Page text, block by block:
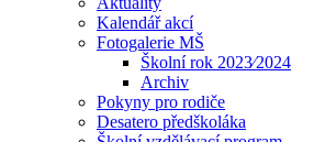
Kalendář akcí
Fotogalerie MŠ
Školní rok 2023⁄2024
Archiv
Pokyny pro rodiče
Desatero předškoláka